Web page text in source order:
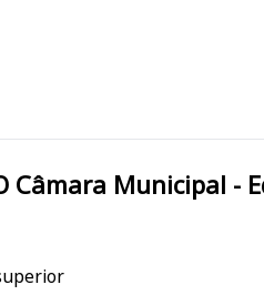
Santo Antônio do Descoberto/GO